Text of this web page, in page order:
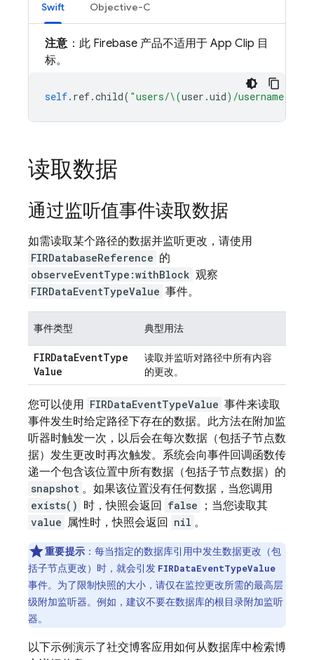
Swift Objective-C
注意：此 Firebase 产品不适用于 App Clip 目
标。
self. ref.child( "users/\(user .uid) /username"
读取数据
通过监听值事件读取数据
如需读取某个路径的数据并监听更改，请使用
FIRDatabaseReference 的
observeEventType:withBlock 观察
FIRDataEventTypeValue 事件。
事件类型 典型用法
FIRDataEventType
Value
读取并监听对路径中所有内容
的更改。
您可以使用 FIRDataEventTypeValue 事件来读取
事件发生时给定路径下存在的数据。此方法在附加监
听器时触发一次，以后会在每次数据（包括子节点数
据）发生更改时再次触发。系统会向事件回调函数传
递一个包含该位置中所有数据（包括子节点数据）的
snapshot 。如果该位置没有任何数据，当您调用
exists() 时，快照会返回 false ；当您读取其
value 属性时，快照会返回 nil 。
重要提示 ：每当指定的数据库引用中发生数据更改（包
括子节点更改）时，就会引发 FIRDataEventTypeValue
事件。为了限制快照的大小，请仅在监控更改所需的最高层
级附加监听器。例如，建议不要在数据库的根目录附加监听
器。
以下示例演示了社交博客应用如何从数据库中检索博